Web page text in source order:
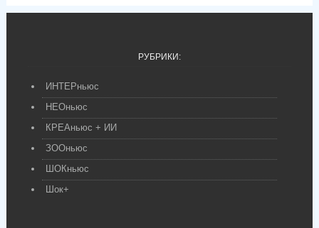
РУБРИКИ:
ИНТЕРньюс
НЕОньюс
КРЕАньюс + ИИ
ЗООньюс
ШОКньюс
Шок+